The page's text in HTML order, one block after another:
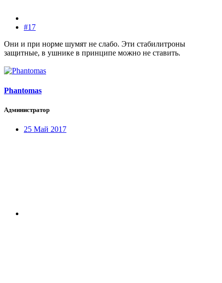
#17
Они и при норме шумят не слабо. Эти стабилитроны
защитные, в ушнике в принципе можно не ставить.
Phantomas
Администратор
25 Май 2017